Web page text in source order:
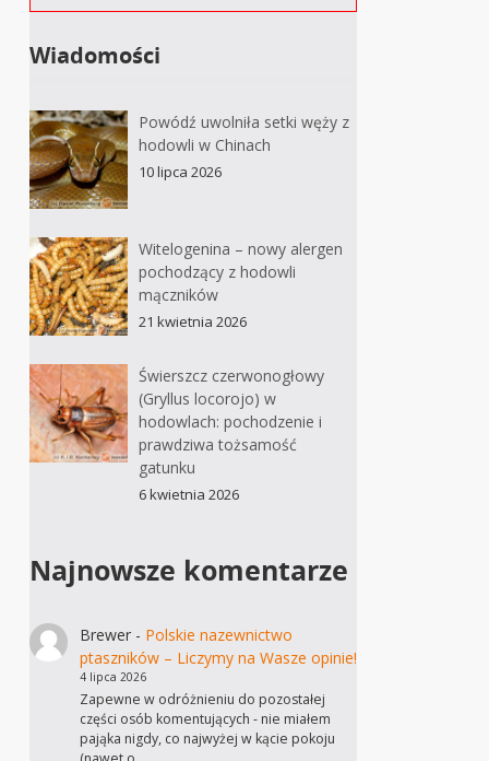
Wiadomości
Powódź uwolniła setki węży z
hodowli w Chinach
10 lipca 2026
Witelogenina – nowy alergen
pochodzący z hodowli
mączników
21 kwietnia 2026
Świerszcz czerwonogłowy
(Gryllus locorojo) w
hodowlach: pochodzenie i
prawdziwa tożsamość
gatunku
6 kwietnia 2026
Najnowsze komentarze
Brewer- Polskie nazewnictwo
ptaszników – Liczymy na Wasze opinie!
4 lipca 2026
Zapewne w odróżnieniu do pozostałej
części osób komentujących - nie miałem
pająka nigdy, co najwyżej w kącie pokoju